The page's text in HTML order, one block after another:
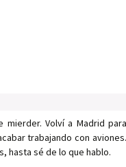
mierder. Volví a Madrid para
trabajando con aviones.
hasta sé de lo que hablo.